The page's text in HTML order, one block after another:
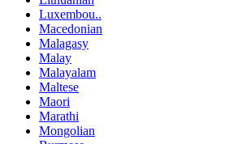
Luxembou..
Macedonian
Malagasy
Malay
Malayalam
Maltese
Maori
Marathi
Mongolian